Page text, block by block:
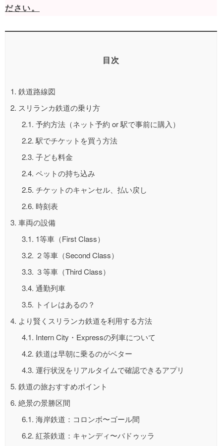
ださい。
目次
1. 鉄道路線図
2. スリランカ鉄道の乗り方
2.1. 予約方法（ネット予約 or 駅で事前に購入）
2.2.駅でチケットを買う方法
2.3. 子ども料金
2.4. ペットの持ち込み
2.5. チケットのキャンセル、払い戻し
2.6. 時刻表
3. 車両の設備
3.1. 1等車（First Class）
3.2. ２等車（Second Class）
3.3. ３等車（Third Class）
3.4. 通勤列車
3.5. トイレはあるの？
4. より賢くスリランカ鉄道を利用する方法
4.1. Intern City・Expressの列車について
4.2. 鉄道は早朝に乗るのがベター
4.3. 運行状況をリアルタイムで確認できるアプリ
5. 鉄道の旅おすすめポイント
6. 絶景の景勝区間
6.1. 海岸鉄道：コロンボ〜ゴール間
6.2. 紅茶鉄道：キャンディ〜バドゥッラ